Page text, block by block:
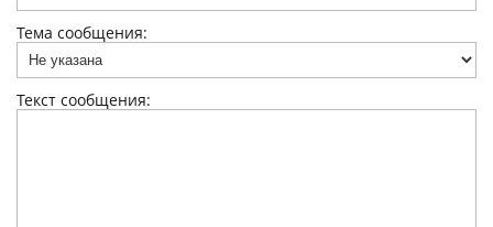
Тема сообщения:
Текст сообщения: